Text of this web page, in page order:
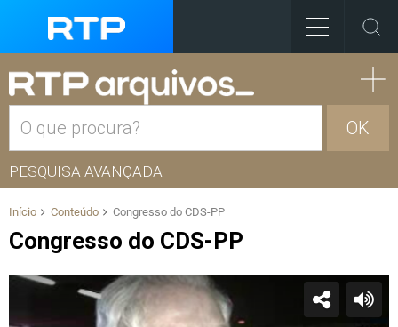
OK
PESQUISA AVANÇADA
Início Conteúdo Congresso do CDS-PP
Congresso do CDS-PP